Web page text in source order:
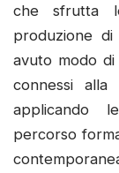
che sfrutta
produzione
avuto modo
connessi alla
applicando
percorso